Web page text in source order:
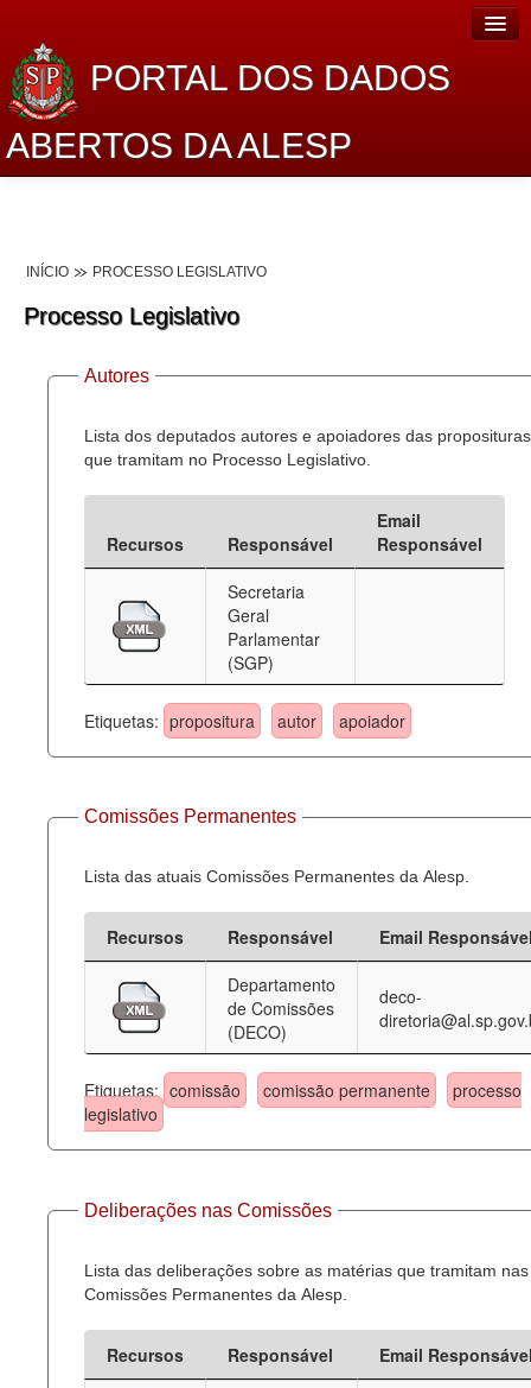
PORTAL DOS DADOS
ABERTOS DA ALESP
Lei de Acesso à Informação
Dados Governamentais Abertos
Planejamento
Catálogo de dados
Deputados Estaduais
Administração
Agenda
Perguntas frequentes
Contato
INÍCIO PROCESSO LEGISLATIVO
Processo Legislativo
Autores
Lista dos deputados autores e apoiadores das proposituras
que tramitam no Processo Legislativo.
Recursos Responsável
Email
Responsável
Secretaria
Geral
Parlamentar
(SGP)
Etiquetas: propositura autor apoiador
Comissões Permanentes
Lista das atuais Comissões Permanentes da Alesp.
Recursos Responsável
Email
Departamento
de Comissões
(DECO)
deco-
Etiquetas: comissão comissão permanente
processo
legislativo
Deliberações nas Comissões
Lista das deliberações sobre as matérias que tramitam nas
Comissões Permanentes da Alesp.
Recursos Responsável
Email